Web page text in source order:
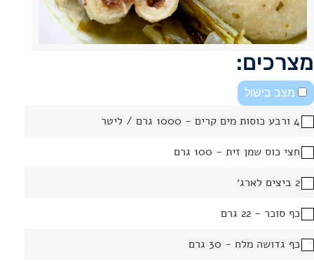
מצרכים:
מצב בישול
4 ורבע כוסות מים קרים - 1000 גרם / ליטר
חצי כוס שמן זית - 100 גרם
2 ביצים לארג׳
כף סוכר - 22 גרם
כף גדושה מלח - 30 גרם